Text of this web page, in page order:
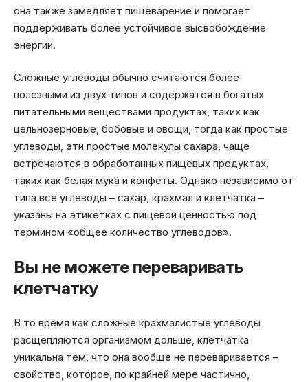
она также замедляет пищеварение и помогает
поддерживать более устойчивое высвобождение
энергии.
Сложные углеводы обычно считаются более
полезными из двух типов и содержатся в богатых
питательными веществами продуктах, таких как
цельнозерновые, бобовые и овощи, тогда как простые
углеводы, эти простые молекулы сахара, чаще
встречаются в обработанных пищевых продуктах,
таких как белая мука и конфеты. Однако независимо от
типа все углеводы – сахар, крахмал и клетчатка –
указаны на этикетках с пищевой ценностью под
термином «общее количество углеводов».
Вы не можете переваривать
клетчатку
В то время как сложные крахмалистые углеводы
расщепляются организмом дольше, клетчатка
уникальна тем, что она вообще не переваривается –
свойство, которое, по крайней мере частично,